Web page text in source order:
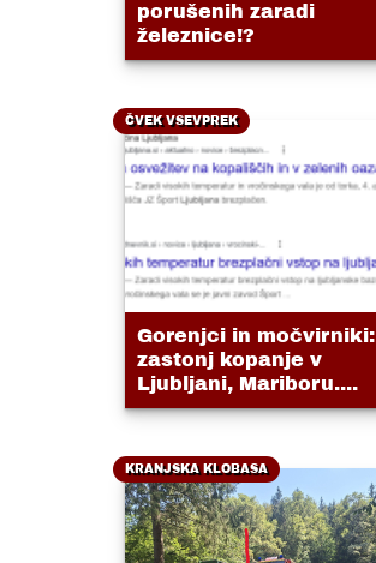
porušenih zaradi
železnice!?
ČVEK VSEVPREK
Gorenjci in močvirniki:
zastonj kopanje v
Ljubljani, Mariboru....
KRANJSKA KLOBASA